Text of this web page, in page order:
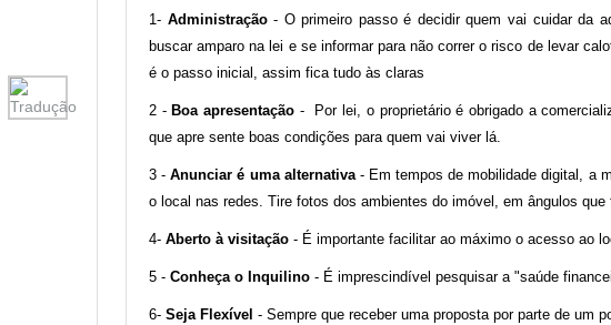
1- Administração- O primeiro passo é decidir quem vai cuidar da
buscar amparo na lei e se informar para não correr o risco de levar
é o passo inicial, assim fica tudo às claras
2 - Boa apresentação - Por lei, o proprietário é obrigado a
que apre sente boas condições para quem vai viver lá.
3 -Anunciar é uma alternativa- Em tempos de mobilidade digital, a
o local nas redes. Tire fotos dos ambientes do imóvel, em ângulos que
4- Aberto à visitação - É importante facilitar ao máximo o acesso ao
5 - Conheça o Inquilino - É imprescindível pesquisar a "saúde
6- Seja Flexível - Sempre que receber uma proposta por parte de um